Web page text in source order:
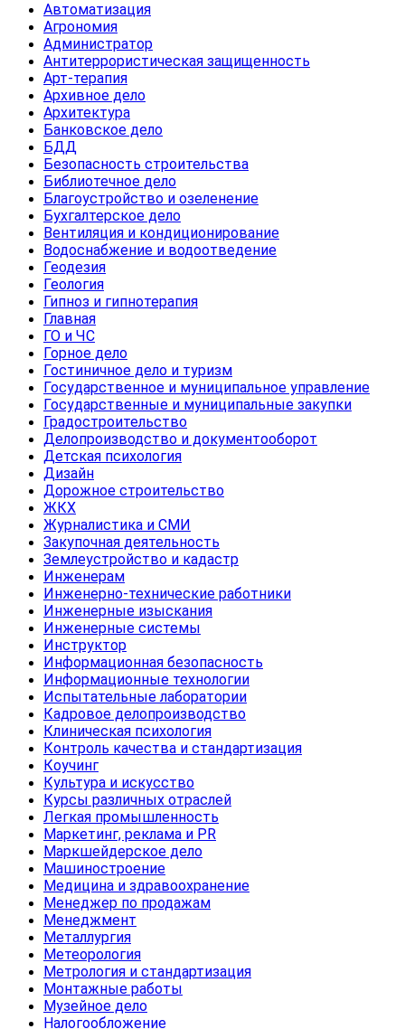
Автоматизация
Агрономия
Администратор
Антитеррористическая защищенность
Арт-терапия
Архивное дело
Архитектура
Банковское дело
БДД
Безопасность строительства
Библиотечное дело
Благоустройство и озеленение
Бухгалтерское дело
Вентиляция и кондиционирование
Водоснабжение и водоотведение
Геодезия
Геология
Гипноз и гипнотерапия
Главная
ГО и ЧС
Горное дело
Гостиничное дело и туризм
Государственное и муниципальное управление
Государственные и муниципальные закупки
Градостроительство
Делопроизводство и документооборот
Детская психология
Дизайн
Дорожное строительство
ЖКХ
Журналистика и СМИ
Закупочная деятельность
Землеустройство и кадастр
Инженерам
Инженерно-технические работники
Инженерные изыскания
Инженерные системы
Инструктор
Информационная безопасность
Информационные технологии
Испытательные лаборатории
Кадровое делопроизводство
Клиническая психология
Контроль качества и стандартизация
Коучинг
Культура и искусство
Курсы различных отраслей
Легкая промышленность
Маркетинг, реклама и PR
Маркшейдерское дело
Машиностроение
Медицина и здравоохранение
Менеджер по продажам
Менеджмент
Металлургия
Метеорология
Метрология и стандартизация
Монтажные работы
Музейное дело
Налогообложение